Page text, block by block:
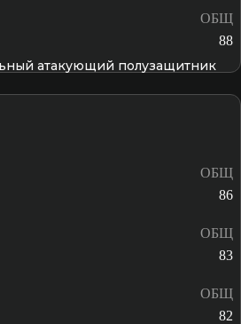
ОБЩ
88
атакующий полузащитник
ОБЩ
86
ОБЩ
83
ОБЩ
82